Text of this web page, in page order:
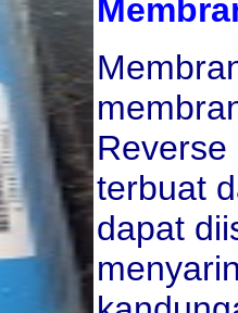
terbuat
dapat